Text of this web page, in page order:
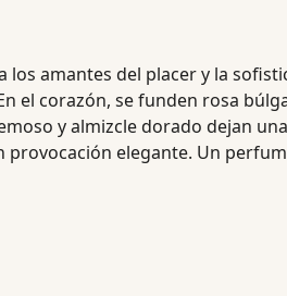
amantes del placer y la
el corazón, se funden rosa
y almizcle dorado dejan
elegante. Un